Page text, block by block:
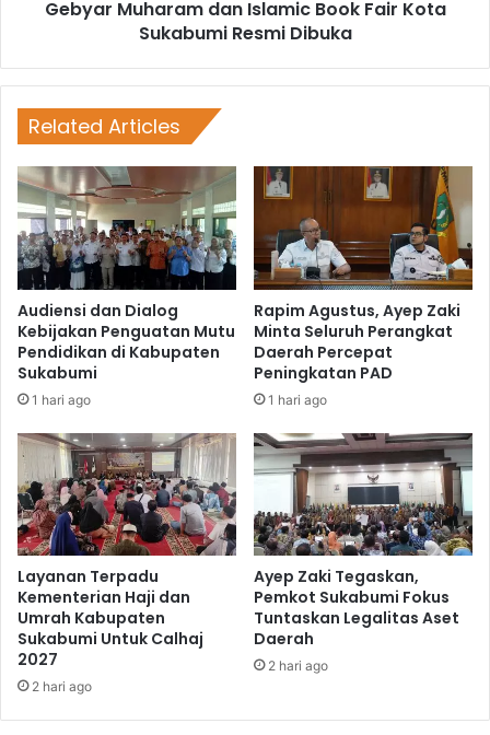
Gebyar Muharam dan Islamic Book Fair Kota
Sukabumi Resmi Dibuka
Related Articles
Audiensi dan Dialog
Kebijakan Penguatan Mutu
Pendidikan di Kabupaten
Sukabumi
1 hari ago
Rapim Agustus, Ayep Zaki
Minta Seluruh Perangkat
Daerah Percepat
Peningkatan PAD
1 hari ago
Layanan Terpadu
Kementerian Haji dan
Umrah Kabupaten
Sukabumi Untuk Calhaj
2027
2 hari ago
Ayep Zaki Tegaskan,
Pemkot Sukabumi Fokus
Tuntaskan Legalitas Aset
Daerah
2 hari ago